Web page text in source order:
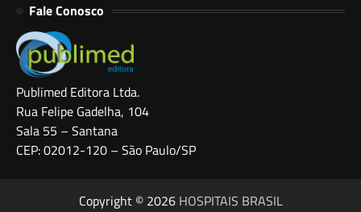
Fale Conosco
Publimed Editora Ltda.
Rua Felipe Gadelha, 104
Sala 55 – Santana
CEP: 02012-120 – São Paulo/SP
Copyright © 2026 HOSPITAIS BRASIL